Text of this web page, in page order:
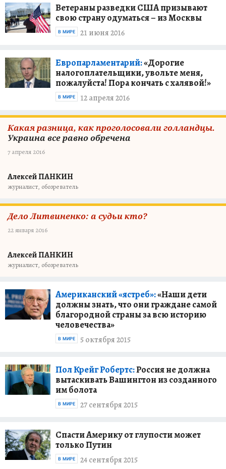
Ветераны разведки США призывают
свою страну одуматься – из Москвы
21 июня 2016
В МИРЕ
Eвропарламентарий:«Дорогие
налогоплательщики, увольте меня,
пожалуйста! Пора кончать с халявой!»
12 апреля 2016
В МИРЕ
Какая разница, как проголосовали голландцы.
Украина все равно обречена
7 апреля 2016
Алексей ПАНКИН
журналист, обозреватель
Дело Литвиненко: а судьи кто?
22 января 2016
Алексей ПАНКИН
журналист, обозреватель
Американский «ястреб»:«Наши дети
должны знать, что они граждане самой
благородной страны за всю историю
человечества»
5 октября 2015
В МИРЕ
Пол Крейг Робертс:Россия не должна
вытаскивать Вашингтон из созданного
им болота
27 сентября 2015
В МИРЕ
Спасти Америку от глупости может
только Путин
24 сентября 2015
В МИРЕ